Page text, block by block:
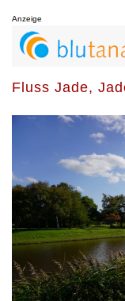
Anzeige
Fluss Jade,